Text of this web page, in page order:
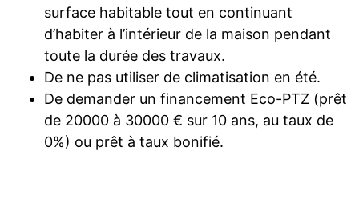
surface habitable tout en continuant
d’habiter à l’intérieur de la maison pendant
toute la durée des travaux.
De ne pas utiliser de climatisation en été.
De demander un financement Eco-PTZ (prêt
de 20000 à 30000 € sur 10 ans, au taux de
0%) ou prêt à taux bonifié.